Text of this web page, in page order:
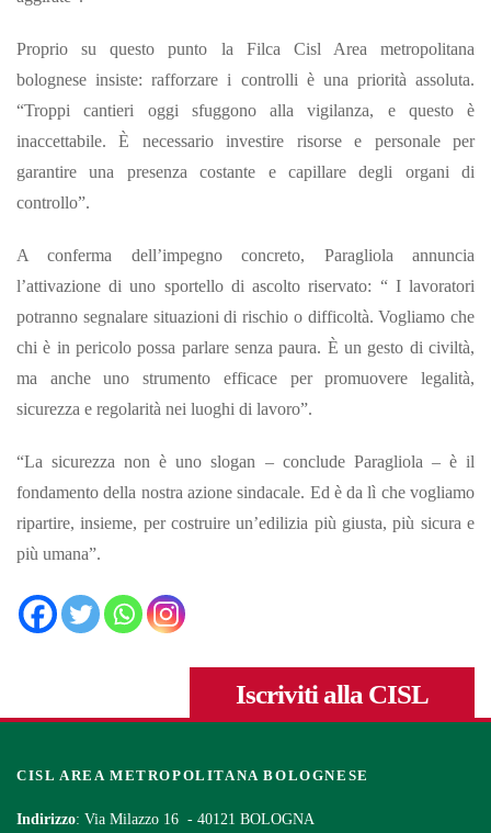
Proprio su questo punto la Filca Cisl Area metropolitana
bolognese insiste: rafforzare i controlli è una priorità assoluta.
“Troppi cantieri oggi sfuggono alla vigilanza, e questo è
inaccettabile. È necessario investire risorse e personale per
garantire una presenza costante e capillare degli organi di
controllo”.
A conferma dell’impegno concreto, Paragliola annuncia
l’attivazione di uno sportello di ascolto riservato: “ I lavoratori
potranno segnalare situazioni di rischio o difficoltà. Vogliamo che
chi è in pericolo possa parlare senza paura. È un gesto di civiltà,
ma anche uno strumento efficace per promuovere legalità,
sicurezza e regolarità nei luoghi di lavoro”.
“La sicurezza non è uno slogan – conclude Paragliola – è il
fondamento della nostra azione sindacale. Ed è da lì che vogliamo
ripartire, insieme, per costruire un’edilizia più giusta, più sicura e
più umana”.
Iscriviti alla CISL
CISL AREA METROPOLITANA BOLOGNESE
Indirizzo: Via Milazzo 16 - 40121 BOLOGNA